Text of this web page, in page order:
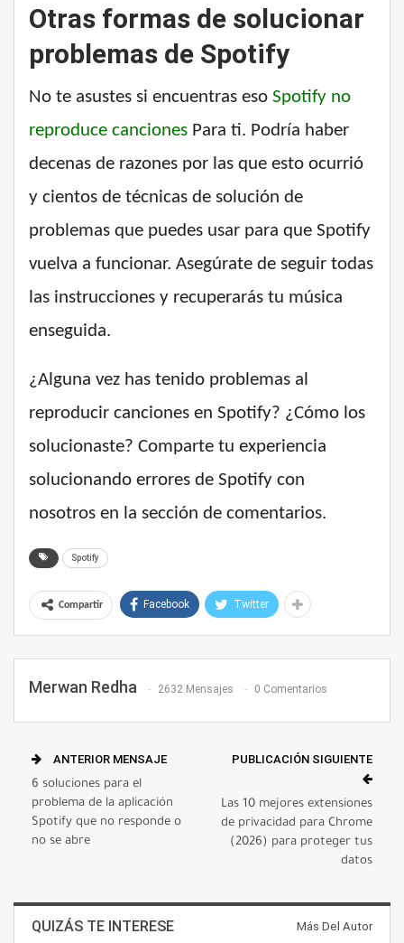
Otras formas de solucionar
problemas de Spotify
No te asustes si encuentras eso Spotify no
reproduce canciones Para ti. Podría haber
decenas de razones por las que esto ocurrió
y cientos de técnicas de solución de
problemas que puedes usar para que Spotify
vuelva a funcionar. Asegúrate de seguir todas
las instrucciones y recuperarás tu música
enseguida.
¿Alguna vez has tenido problemas al
reproducir canciones en Spotify? ¿Cómo los
solucionaste? Comparte tu experiencia
solucionando errores de Spotify con
nosotros en la sección de comentarios.
Spotify
Compartir Facebook Twitter
Merwan Redha 2632 Mensajes 0 Comentarios
ANTERIOR MENSAJE
6 soluciones para el
problema de la aplicación
Spotify que no responde o
no se abre
PUBLICACIÓN SIGUIENTE
Las 10 mejores extensiones
de privacidad para Chrome
(2026) para proteger tus
datos
QUIZÁS TE INTERESE Más Del Autor